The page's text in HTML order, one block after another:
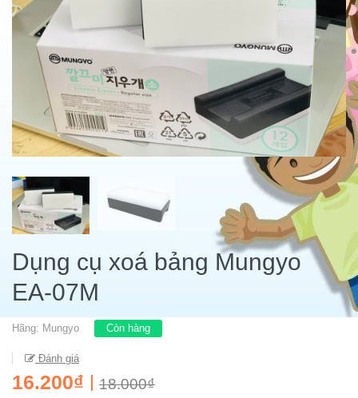
Dụng cụ xoá bảng Mungyo
EA-07M
Hãng: Mungyo Còn hàng
Đánh giá
16.200₫ 18.000₫